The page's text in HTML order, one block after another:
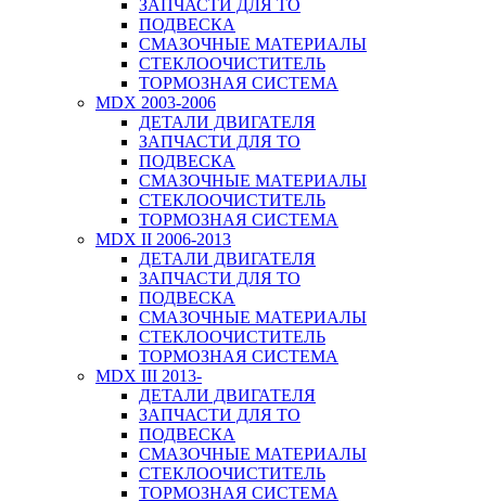
ЗАПЧАСТИ ДЛЯ ТО
ПОДВЕСКА
СМАЗОЧНЫЕ МАТЕРИАЛЫ
СТЕКЛООЧИСТИТЕЛЬ
ТОРМОЗНАЯ СИСТЕМА
MDX 2003-2006
ДЕТАЛИ ДВИГАТЕЛЯ
ЗАПЧАСТИ ДЛЯ ТО
ПОДВЕСКА
СМАЗОЧНЫЕ МАТЕРИАЛЫ
СТЕКЛООЧИСТИТЕЛЬ
ТОРМОЗНАЯ СИСТЕМА
MDX II 2006-2013
ДЕТАЛИ ДВИГАТЕЛЯ
ЗАПЧАСТИ ДЛЯ ТО
ПОДВЕСКА
СМАЗОЧНЫЕ МАТЕРИАЛЫ
СТЕКЛООЧИСТИТЕЛЬ
ТОРМОЗНАЯ СИСТЕМА
MDX III 2013-
ДЕТАЛИ ДВИГАТЕЛЯ
ЗАПЧАСТИ ДЛЯ ТО
ПОДВЕСКА
СМАЗОЧНЫЕ МАТЕРИАЛЫ
СТЕКЛООЧИСТИТЕЛЬ
ТОРМОЗНАЯ СИСТЕМА